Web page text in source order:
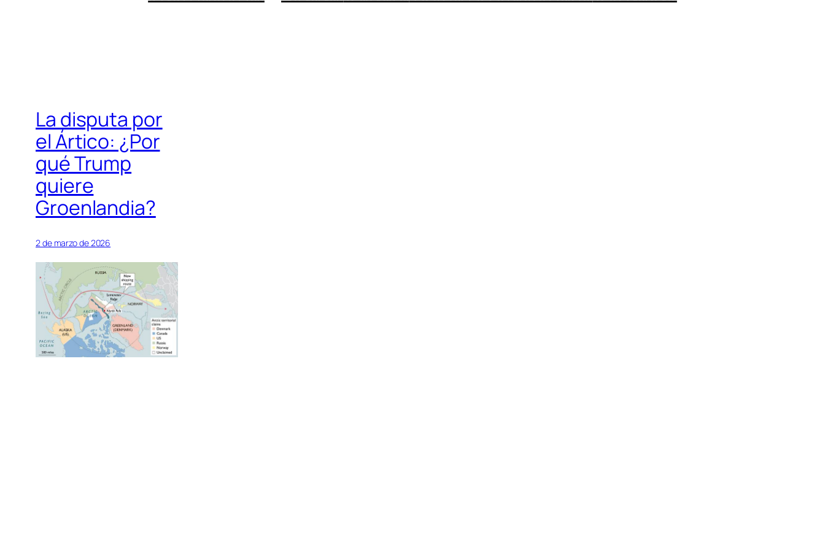
La disputa por
el Ártico: ¿Por
qué Trump
quiere
Groenlandia?
2 de marzo de 2026